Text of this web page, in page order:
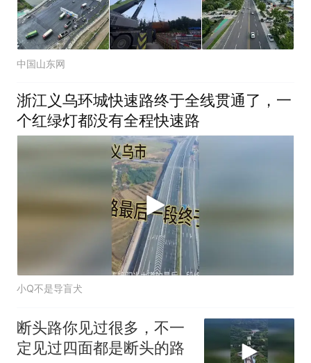
中国山东网
浙江义乌环城快速路终于全线贯通了，一
个红绿灯都没有全程快速路
小Q不是导盲犬
断头路你见过很多，不一
定见过四面都是断头的路